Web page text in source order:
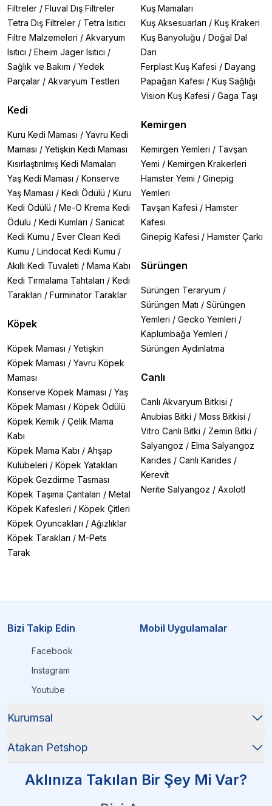
Filtreler / Fluval Dış Filtreler
Tetra Dış Filtreler / Tetra Isıtıcı
Filtre Malzemeleri / Akvaryum
Isıtıcı / Eheim Jager Isıtıcı /
Sağlık ve Bakım / Yedek
Parçalar / Akvaryum Testleri
Kedi
Kuru Kedi Maması / Yavru Kedi
Maması / Yetişkin Kedi Maması
Kısırlaştırılmış Kedi Mamaları
Yaş Kedi Maması / Konserve
Yaş Maması / Kedi Ödülü / Kuru
Kedi Ödülü / Me-O Krema Kedi
Ödülü / Kedi Kumları / Sanicat
Kedi Kumu / Ever Clean Kedi
Kumu / Lindocat Kedi Kumu /
Akıllı Kedi Tuvaleti / Mama Kabı
Kedi Tırmalama Tahtaları / Kedi
Tarakları / Furminator Taraklar
Köpek
Köpek Maması / Yetişkin
Köpek Maması / Yavru Köpek
Maması
Konserve Köpek Maması / Yaş
Köpek Maması / Köpek Ödülü
Köpek Kemik / Çelik Mama
Kabı
Köpek Mama Kabı / Ahşap
Kulübeleri / Köpek Yatakları
Köpek Gezdirme Tasması
Köpek Taşıma Çantaları / Metal
Köpek Kafesleri / Köpek Çitleri
Köpek Oyuncakları / Ağızlıklar
Köpek Tarakları / M-Pets
Tarak
Kuş Mamaları
Kuş Aksesuarları / Kuş Krakeri
Kuş Banyoluğu / Doğal Dal
Darı
Ferplast Kuş Kafesi / Dayang
Papağan Kafesi / Kuş Sağlığı
Vision Kuş Kafesi / Gaga Taşı
Kemirgen
Kemirgen Yemleri / Tavşan
Yemi / Kemirgen Krakerleri
Hamster Yemi / Ginepig
Yemleri
Tavşan Kafesi / Hamster
Kafesi
Ginepig Kafesi / Hamster Çarkı
Sürüngen
Sürüngen Teraryum /
Sürüngen Matı / Sürüngen
Yemleri / Gecko Yemleri /
Kaplumbağa Yemleri /
Sürüngen Aydınlatma
Canlı
Canlı Akvaryum Bitkisi /
Anubias Bitki / Moss Bitkisi /
Vitro Canlı Bitki / Zemin Bitki /
Salyangoz / Elma Salyangoz
Karides / Canlı Karides /
Kerevit
Nerite Salyangoz / Axolotl
Bizi Takip Edin
Facebook
Instagram
Youtube
Mobil Uygulamalar
Kurumsal
Atakan Petshop
Aklınıza Takılan Bir Şey Mi Var?